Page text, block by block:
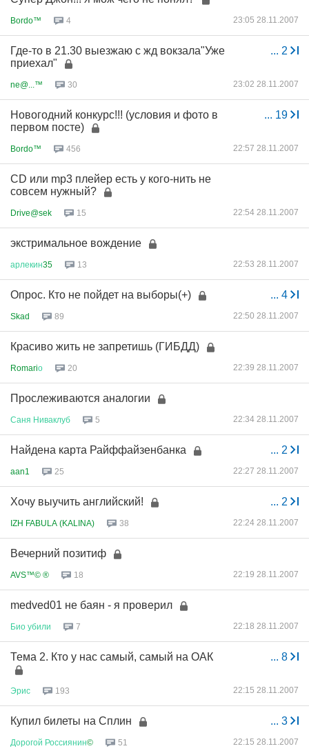
Bordo™ 4 23:05 28.11.2007
... 2
Где-то в 21.30 выезжаю с жд вокзала"Уже
приехал"
ne@...™ 30 23:02 28.11.2007
... 19
Новогодний конкурс!!! (условия и фото в
первом посте)
Bordo™ 456 22:57 28.11.2007
CD или mp3 плейер есть у кого-нить не
совсем нужный?
Drive@sek 15 22:54 28.11.2007
экстримальное вождение
арлекин35 13 22:53 28.11.2007
... 4
Опрос. Кто не пойдет на выборы(+)
Skad 89 22:50 28.11.2007
Красиво жить не запретишь (ГИБДД)
Romariо 20 22:39 28.11.2007
Прослеживаются аналогии
Саня Ниваклуб 5 22:34 28.11.2007
... 2
Найдена карта Райффайзенбанка
aan1 25 22:27 28.11.2007
... 2
Хочу выучить английский!
IZH FABULA (KALINA) 38 22:24 28.11.2007
Вечерний позитиф
AVS™© ® 18 22:19 28.11.2007
medved01 не баян - я проверил
Био убили 7 22:18 28.11.2007
... 8
Тема 2. Кто у нас самый, самый на ОАК
Эрис 193 22:15 28.11.2007
... 3
Купил билеты на Сплин
Дорогой Россиянин© 51 22:15 28.11.2007